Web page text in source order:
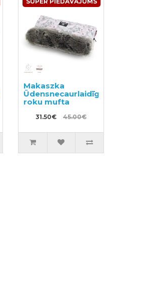
Makaszka
Ūdensnecaurlaidīga
roku mufta
31.50€ 45.00€